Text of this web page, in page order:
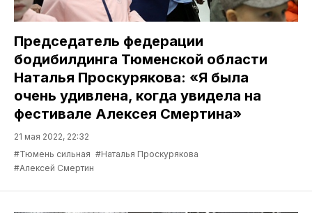
Председатель федерации
бодибилдинга Тюменской области
Наталья Проскурякова: «Я была
очень удивлена, когда увидела на
фестивале Алексея Смертина»
21 мая 2022, 22:32
#Тюмень сильная #Наталья Проскурякова
#Алексей Смертин